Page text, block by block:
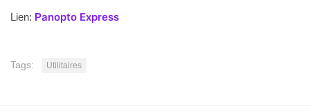
Lien: Panopto Express
Tags: Utilitaires